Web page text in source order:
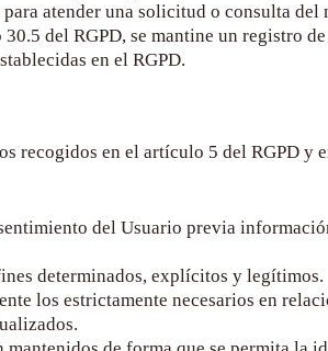
atender una solicitud o consulta
del RGPD, se mantine un registro
en el RGPD.
recogidos en el artículo 5 del RGPD
del Usuario previa
determinados, explícitos y legítimos.
los estrictamente necesarios en